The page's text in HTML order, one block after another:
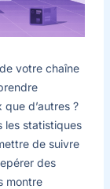
votre chaîne
d’autres ?
les statistiques
de suivre
des
montre